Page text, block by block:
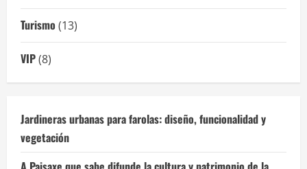
Turismo (13)
VIP(8)
Jardineras urbanas para farolas: diseño, funcionalidad y
vegetación